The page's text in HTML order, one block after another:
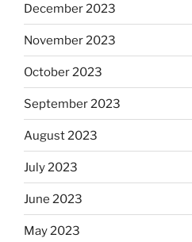
December 2023
November 2023
October 2023
September 2023
August 2023
July 2023
June 2023
May 2023